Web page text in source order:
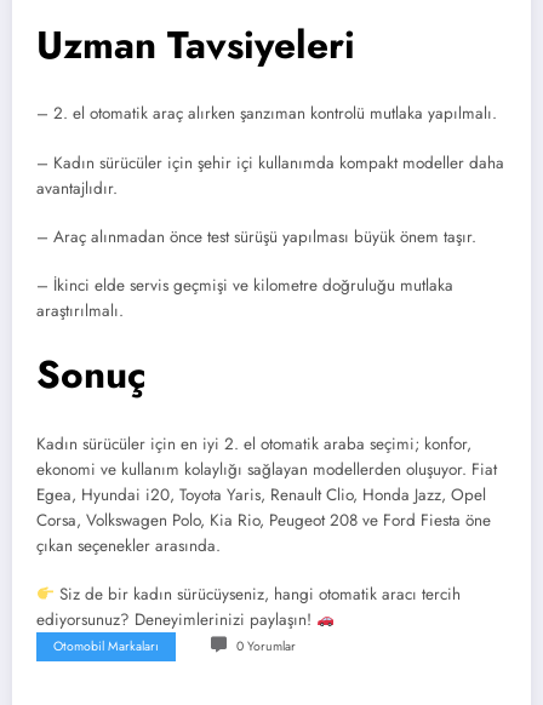
Uzman Tavsiyeleri
– 2. el otomatik araç alırken şanzıman kontrolü mutlaka yapılmalı.
– Kadın sürücüler için şehir içi kullanımda kompakt modeller daha
avantajlıdır.
– Araç alınmadan önce test sürüşü yapılması büyük önem taşır.
– İkinci elde servis geçmişi ve kilometre doğruluğu mutlaka
araştırılmalı.
Sonuç
Kadın sürücüler için en iyi 2. el otomatik araba seçimi; konfor,
ekonomi ve kullanım kolaylığı sağlayan modellerden oluşuyor. Fiat
Egea, Hyundai i20, Toyota Yaris, Renault Clio, Honda Jazz, Opel
Corsa, Volkswagen Polo, Kia Rio, Peugeot 208 ve Ford Fiesta öne
çıkan seçenekler arasında.
Siz de bir kadın sürücüyseniz, hangi otomatik aracı tercih
ediyorsunuz? Deneyimlerinizi paylaşın!
Otomobil Markaları 0 Yorumlar